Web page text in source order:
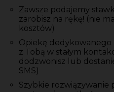
Zawsze podajemy
zarobisz na rękę! (nie
kosztów)
Opiekę
z Tobą w stałym
dodzwonisz lub
SMS)
Szybkie